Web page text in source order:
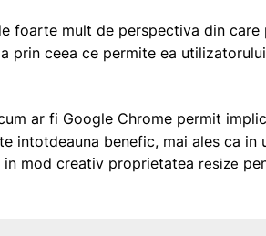
foarte mult de perspectiva din
prin ceea ce permite ea
ar fi Google Chrome permit
intotdeauna benefic, mai ales ca
in mod creativ proprietatea resize